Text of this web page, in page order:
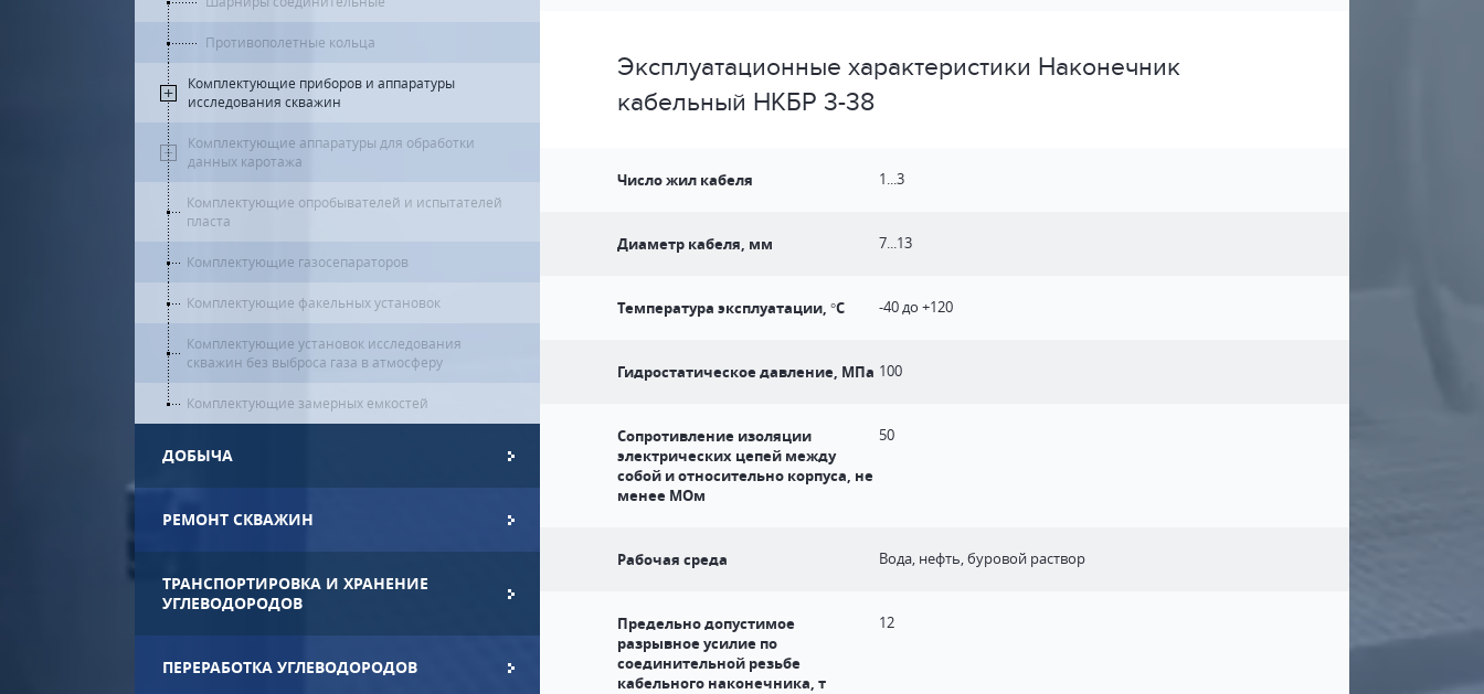
Противополетные кольца
Комплектующие приборов и аппаратуры
исследования скважин
Комплектующие аппаратуры для обработки
данных каротажа
Комплектующие опробывателей и испытателей
пласта
Комплектующие газосепараторов
Комплектующие факельных установок
Комплектующие установок исследования
скважин без выброса газа в атмосферу
Комплектующие замерных емкостей
ДОБЫЧА
РЕМОНТ СКВАЖИН
ТРАНСПОРТИРОВКА И ХРАНЕНИЕ
УГЛЕВОДОРОДОВ
ПЕРЕРАБОТКА УГЛЕВОДОРОДОВ
Эксплуатационные характеристики Наконечник
кабельный НКБР 3-38
Число жил кабеля 1...3
Диаметр кабеля, мм 7...13
Температура эксплуатации, °С -40 до +120
Гидростатическое давление, МПа 100
Сопротивление изоляции
электрических цепей между
собой и относительно корпуса, не
менее МОм
50
Рабочая среда Вода, нефть, буровой раствор
Предельно допустимое
разрывное усилие по
соединительной резьбе
кабельного наконечника, т
12